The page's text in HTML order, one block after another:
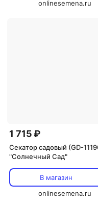
onlinesemena.ru
1 715 ₽
Секатор садовый (GD-
"Солнечный Сад"
В магазин
onlinesemena.ru